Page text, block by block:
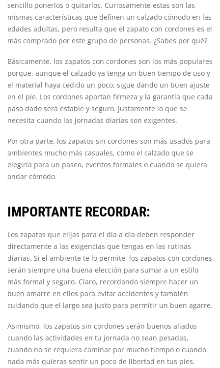
sencillo ponerlos o quitarlos. Curiosamente estas son las
mismas características que definen un calzado cómodo en las
edades adultas, pero resulta que el zapato con cordones es el
más comprado por este grupo de personas. ¿Sabes por qué?
Básicamente, los zapatos con cordones son los más populares
porque, aunque el calzado ya tenga un buen tiempo de uso y
el material haya cedido un poco, sigue dando un buen ajuste
en el pie. Los cordones aportan firmeza y la garantía que cada
paso dado será estable y seguro. Justamente lo que se
necesita cuando las jornadas diarias son exigentes.
Por otra parte, los zapatos sin cordones son más usados para
ambientes mucho más casuales, como el calzado que se
elegiría para un paseo, eventos formales o cuando se quiera
andar cómodo.
IMPORTANTE RECORDAR:
Los zapatos que elijas para el día a día deben responder
directamente a las exigencias que tengas en las rutinas
diarias. Si el ambiente te lo permite, los zapatos con cordones
serán siempre una buena elección para sumar a un estilo
más formal y seguro. Claro, recordando siempre hacer un
buen amarre en ellos para evitar accidentes y también
cuidando que el largo sea justo para permitir un buen agarre.
Asimismo, los zapatos sin cordones serán buenos aliados
cuando las actividades en tu jornada no sean pesadas,
cuando no se requiera caminar por mucho tiempo o cuando
nada más quieras sentir un poco de libertad en tus pies.